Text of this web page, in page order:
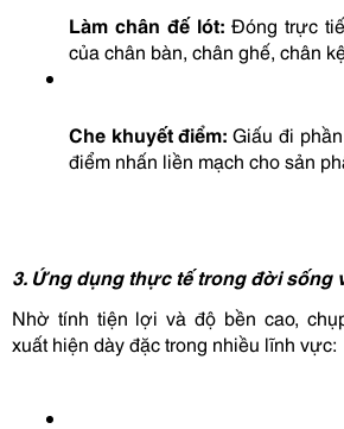
Làm chân đế lót: Đóng trực
của chân bàn, chân ghế, chân
Che khuyết điểm: Giấu đi
điểm nhấn liền mạch cho sản
3. Ứng dụng thực tế trong đời sống
Nhờ tính tiện lợi và độ bền cao,
xuất hiện dày đặc trong nhiều lĩnh vực: